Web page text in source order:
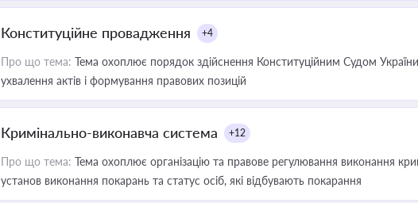
Конституційне провадження +4
Про що тема: Тема охоплює порядок здійснення Конституційним Судом
ухвалення актів і формування правових позицій
Кримінально-виконавча система +12
Про що тема: Тема охоплює організацію та правове регулювання виконання
установ виконання покарань та статус осіб, які відбувають покарання